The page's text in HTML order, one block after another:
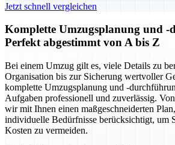
Jetzt schnell vergleichen
Komplette Umzugsplanung und
Perfekt abgestimmt von A bis Z
Bei einem Umzug gilt es, viele Details zu
Organisation bis zur Sicherung wertvoller
komplette Umzugsplanung und -
Aufgaben professionell und zuverlässig.
wir mit Ihnen einen maßgeschneiderten
individuelle Bedürfnisse berücksichtigt, um
Kosten zu vermeiden.